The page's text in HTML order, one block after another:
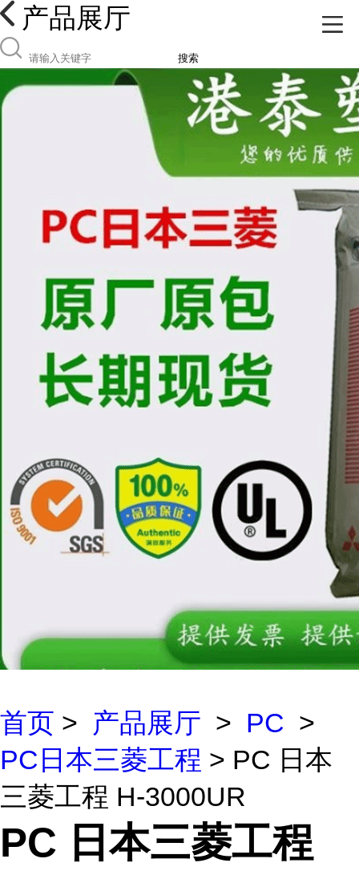
产品展厅
搜索
首页 > 产品展厅 > PC >
PC日本三菱工程 > PC 日本
三菱工程 H-3000UR
PC 日本三菱工程